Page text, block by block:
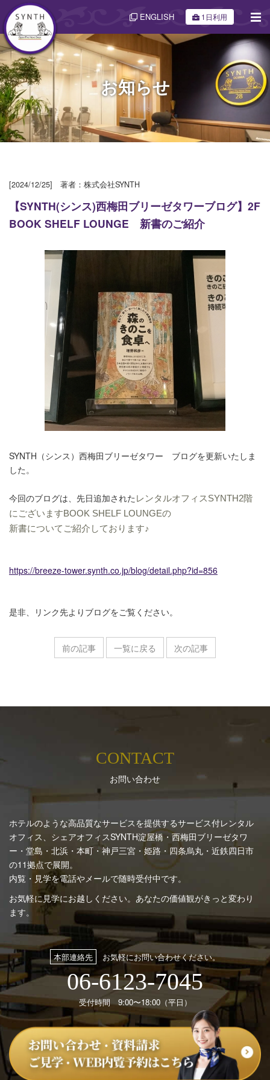
ENGLISH 1日利用
お知らせ
[2024/12/25] 著者：株式会社SYNTH
【SYNTH(シンス)西梅田ブリーゼタワーブログ】2F
BOOK SHELF LOUNGE 新書のご紹介
SYNTH（シンス）西梅田ブリーゼタワー ブログを更新いたしま
した。
今回のブログは、先日追加された レンタルオフィスSYNTH2階
にございますBOOK SHELF LOUNGEの
新書についてご紹介しております♪
https://breeze-tower.synth.co.jp/blog/detail.php?id=856
是非、リンク先よりブログをご覧ください。
前の記事 一覧に戻る 次の記事
CONTACT
お問い合わせ
ホテルのような高品質なサービスを提供するサービス付レンタル
オフィス、シェアオフィスSYNTH淀屋橋・西梅田ブリーゼタワ
ー・堂島・北浜・本町・神戸三宮・姫路・四条烏丸・近鉄四日市
の11拠点で展開。
内覧・見学を電話やメールで随時受付中です。
お気軽に見学にお越しください。あなたの価値観がきっと変わり
ます。
本部連絡先 お気軽にお問い合わせください。
06-6123-7045
受付時間 9:00〜18:00（平日）